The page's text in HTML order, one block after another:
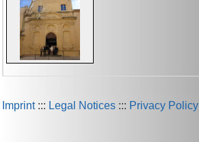
Imprint::: Legal Notices ::: Privacy Policy